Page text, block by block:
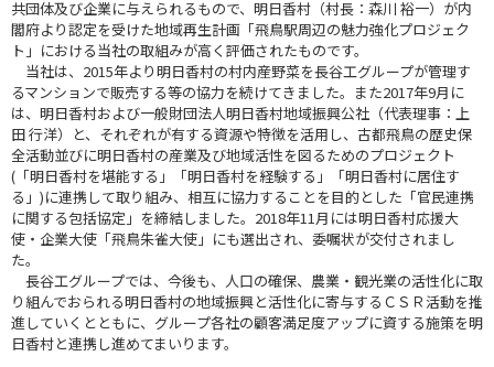
共団体及び企業に与えられるもので、明日香村（村長：森川 裕一）が内
閣府より認定を受けた地域再生計画「飛鳥駅周辺の魅力強化プロジェク
ト」における当社の取組みが高く評価されたものです。
当社は、2015年より明日香村の村内産野菜を長谷工グループが管理す
るマンションで販売する等の協力を続けてきました。また2017年9月に
は、明日香村および一般財団法人明日香村地域振興公社（代表理事：上
田 行洋）と、それぞれが有する資源や特徴を活用し、古都飛鳥の歴史保
全活動並びに明日香村の産業及び地域活性を図るためのプロジェクト
(「明日香村を堪能する」「明日香村を経験する」「明日香村に居住す
る」)に連携して取り組み、相互に協力することを目的とした「官民連携
に関する包括協定」を締結しました。2018年11月には明日香村応援大
使・企業大使「飛鳥朱雀大使」にも選出され、委嘱状が交付されまし
た。
長谷工グループでは、今後も、人口の確保、農業・観光業の活性化に取
り組んでおられる明日香村の地域振興と活性化に寄与するＣＳＲ活動を推
進していくとともに、グループ各社の顧客満足度アップに資する施策を明
日香村と連携し進めてまいります。